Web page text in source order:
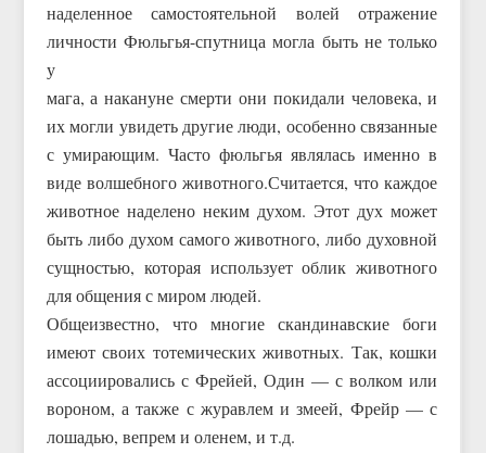
наделенное самостоятельной волей отражение
личности Фюльгья-спутница могла быть не только
у
мага, а накануне смерти они покидали человека, и
их могли увидеть другие люди, особенно связанные
с умирающим. Часто фюльгья являлась именно в
виде волшебного животного.Считается, что каждое
животное наделено неким духом. Этот дух может
быть либо духом самого животного, либо духовной
сущностью, которая использует облик животного
для общения с миром людей.
Общеизвестно, что многие скандинавские боги
имеют своих тотемических животных. Так, кошки
ассоциировались с Фрейей, Один — с волком или
вороном, а также с журавлем и змеей, Фрейр — с
лошадью, вепрем и оленем, и т.д.